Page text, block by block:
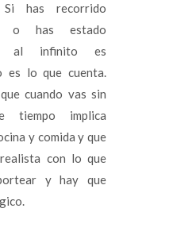
Si has recorrido
o has estado
al infinito es
es lo que cuenta.
cuando vas sin
tiempo implica
y comida y que
con lo que
y hay que